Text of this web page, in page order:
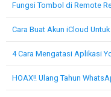
Fungsi Tombol di Remote
Cara Buat Akun iCloud
4 Cara Mengatasi Aplikasi
HOAX!! Ulang Tahun